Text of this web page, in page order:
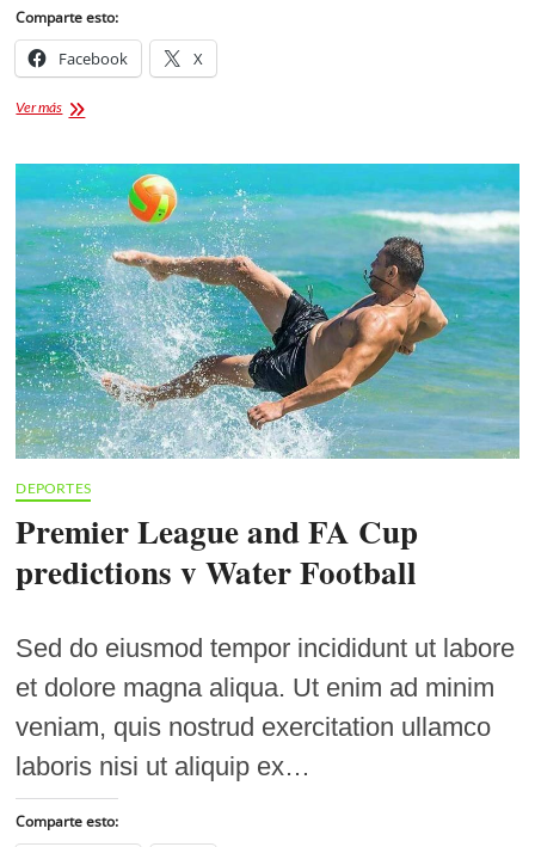
Comparte esto:
Facebook X
Ver másAthletes
refuse
drug
tests
over
sample
bottles
DEPORTES
Premier League and FA Cup
predictions v Water Football
Sed do eiusmod tempor incididunt ut labore
et dolore magna aliqua. Ut enim ad minim
veniam, quis nostrud exercitation ullamco
laboris nisi ut aliquip ex…
Comparte esto: